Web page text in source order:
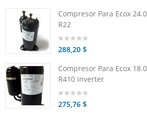
Compresor Para Ecox
R22
288,20 $
Compresor Para Ecox
R410 Inverter
275,76 $